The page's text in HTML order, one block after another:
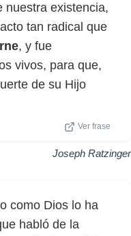
nuestra existencia,
tan radical que
, y fue
vivos, para que,
de su Hijo
Ver frase
Joseph Ratzinger
como Dios lo ha
habló de la